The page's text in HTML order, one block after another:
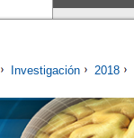
Investigación 2018